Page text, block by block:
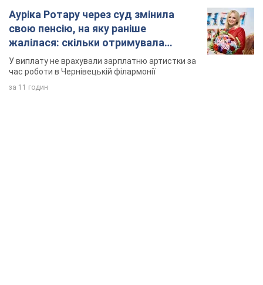
Ауріка Ротару через суд змінила
свою пенсію, на яку раніше
жалілася: скільки отримувала
співачка
У виплату не врахували зарплатню артистки за
час роботи в Чернівецькій філармонії
за 11 годин